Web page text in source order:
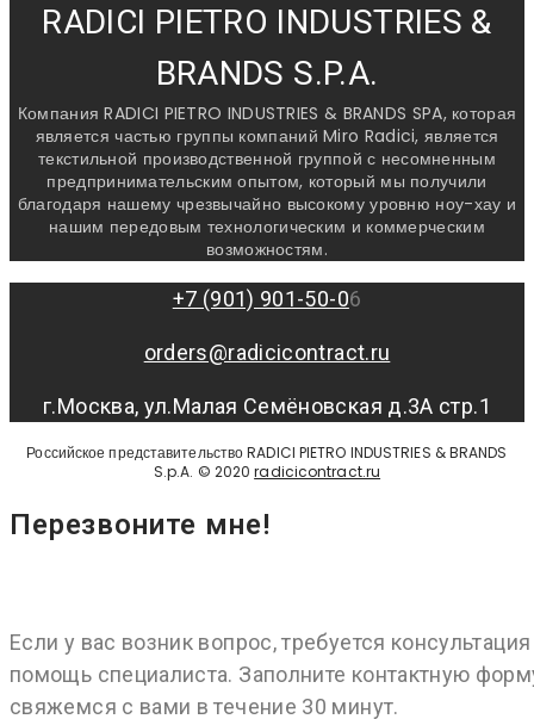
RADICI PIETRO INDUSTRIES &
BRANDS S.P.A.
Компания RADICI PIETRO INDUSTRIES & BRANDS SPA, которая
является частью группы компаний Miro Radici, является
текстильной производственной группой с несомненным
предпринимательским опытом, который мы получили
благодаря нашему чрезвычайно высокому уровню ноу-хау и
нашим передовым технологическим и коммерческим
возможностям.
+7 (901) 901-50-06
orders@radicicontract.ru
г.Москва, ул.Малая Семёновская д.3А стр.1
Российское представительство RADICI PIETRO INDUSTRIES & BRANDS
S.p.A. © 2020radicicontract.ru
Перезвоните мне!
Если у вас возник вопрос, требуется
помощь специалиста. Заполните контактную
свяжемся с вами в течение 30 минут.